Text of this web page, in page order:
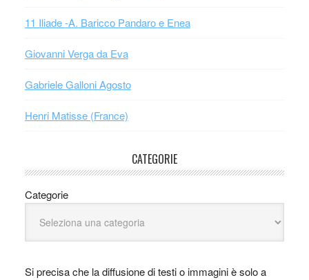
11 Iliade -A. Baricco Pandaro e Enea
Giovanni Verga da Eva
Gabriele Galloni Agosto
Henri Matisse (France)
CATEGORIE
Categorie
Si precisa che la diffusione di testi o immagini è solo a